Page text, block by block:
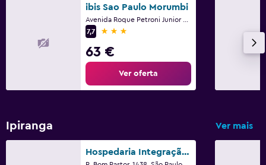
ibis Sao Paulo Morumbi
7,7
3 estrelas
63 €
Ver oferta
Ipiranga Ver mais
Hospedaria Integração Ipiranga